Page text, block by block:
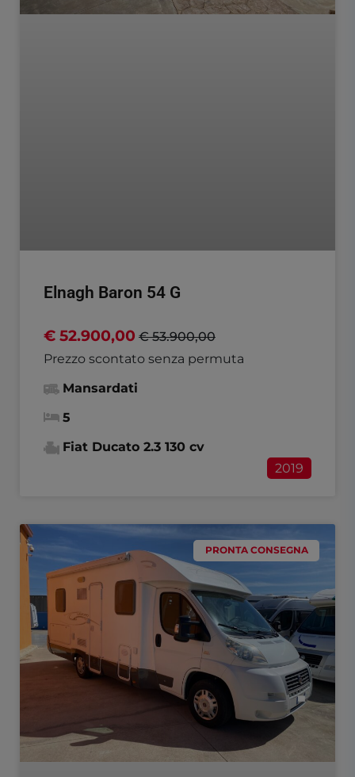
Elnagh Baron 54 G
€ 52.900,00 € 53.900,00
Prezzo scontato senza permuta
Mansardati
5
Fiat Ducato 2.3 130 cv
2019
PRONTA CONSEGNA